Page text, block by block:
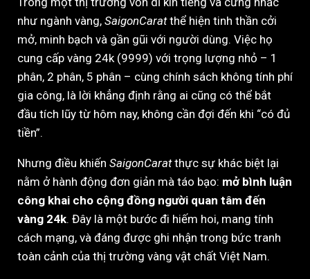
như ngành vàng, SaigonCaratthể hiện tinh thần cởi
mở, minh bạch và gần gũi với người dùng. Việc họ
cung cấp vàng 24k (9999) với trọng lượng nhỏ – 1
phân, 2 phân, 5 phân – cùng chính sách không tính phí
gia công, là lời khẳng định rằng ai cũng có thể bắt
đầu tích lũy từ hôm nay, không cần đợi đến khi “có đủ
tiền”.
Nhưng điều khiến SaigonCaratthực sự khác biệt lại
nằm ở hành động đơn giản mà táo bạo: mở bình luận
công khai cho cộng đồng người quan tâm đến
vàng 24k. Đây là một bước đi hiếm hoi, mang tính
cách mạng, và đáng được ghi nhận trong bức tranh
toàn cảnh của thị trường vàng vật chất Việt Nam.